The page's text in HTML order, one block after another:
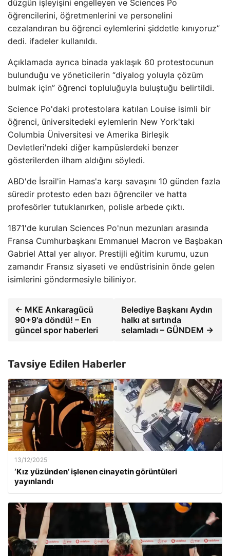
düzgün işleyişini engelleyen ve Sciences Po
öğrencilerini, öğretmenlerini ve personelini
cezalandıran bu öğrenci eylemlerini şiddetle kınıyoruz”
dedi. ifadeler kullanıldı.
Açıklamada ayrıca binada yaklaşık 60 protestocunun
bulunduğu ve yöneticilerin “diyalog yoluyla çözüm
bulmak için” öğrenci topluluğuyla buluştuğu belirtildi.
Science Po'daki protestolara katılan Louise isimli bir
öğrenci, üniversitedeki eylemlerin New York'taki
Columbia Üniversitesi ve Amerika Birleşik
Devletleri'ndeki diğer kampüslerdeki benzer
gösterilerden ilham aldığını söyledi.
ABD'de İsrail'in Hamas'a karşı savaşını 10 günden fazla
süredir protesto eden bazı öğrenciler ve hatta
profesörler tutuklanırken, polisle arbede çıktı.
1871'de kurulan Sciences Po'nun mezunları arasında
Fransa Cumhurbaşkanı Emmanuel Macron ve Başbakan
Gabriel Attal yer alıyor. Prestijli eğitim kurumu, uzun
zamandır Fransız siyaseti ve endüstrisinin önde gelen
isimlerini göndermesiyle biliniyor.
← MKE Ankaragücü
90+9'a döndü! – En
güncel spor haberleri
Belediye Başkanı Aydın
halkı at sırtında
selamladı – GÜNDEM →
Tavsiye Edilen Haberler
13/12/2025
‘Kız yüzünden’ işlenen cinayetin görüntüleri
yayınlandı